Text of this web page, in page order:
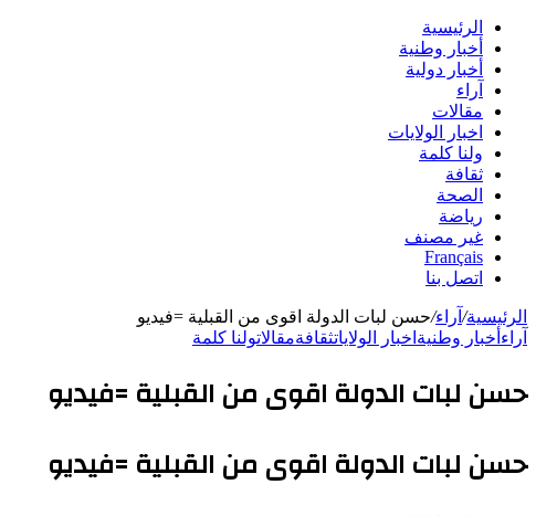
الرئيسية
أخبار وطنية
أخبار دولية
آراء
مقالات
اخبار الولايات
ولنا كلمة
ثقافة
الصحة
رياضة
غير مصنف
Français
اتصل بنا
الرئيسية/ آراء/حسن لبات الدولة اقوى من القبلية =فيديو
آراء أخبار وطنية اخبار الولاياتثقافةمقالاتولنا كلمة
حسن لبات الدولة اقوى من القبلية =فيديو
حسن لبات الدولة اقوى من القبلية =فيديو